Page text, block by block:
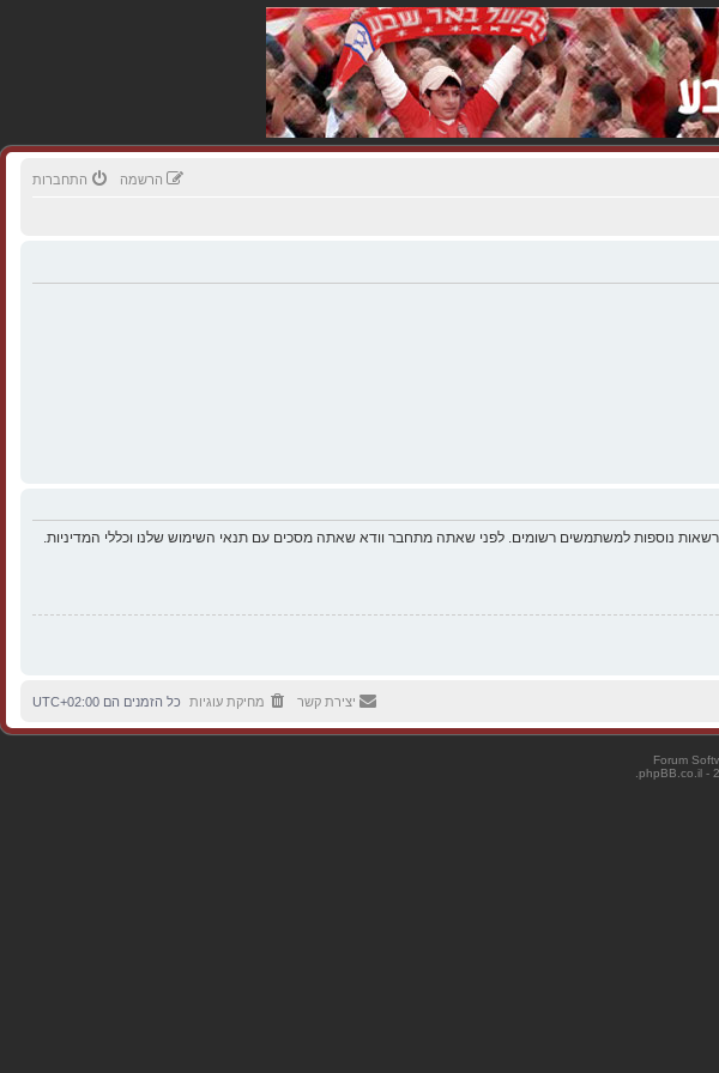
התחברות הרשמה
נוספות למשתמשים רשומים. לפני שאתה מתחבר וודא שאתה מסכים עם תנאי השימוש שלנו וכללי המדיניות.
כל הזמנים הם UTC+02:00 מחיקת עוגיות יצירת קשר